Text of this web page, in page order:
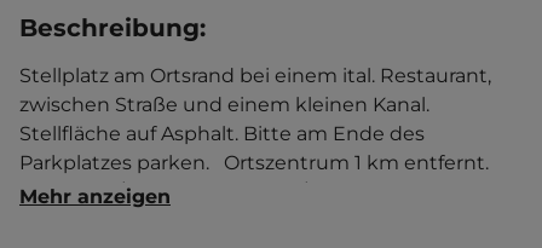
Beschreibung:
Stellplatz am Ortsrand bei einem ital. Restaurant,
zwischen Straße und einem kleinen Kanal.
Stellfläche auf Asphalt. Bitte am Ende des
Parkplatzes parken.   Ortszentrum 1 km entfernt.
Touristen-/Dauerstellplätze 4/0.
Mehr anzeigen